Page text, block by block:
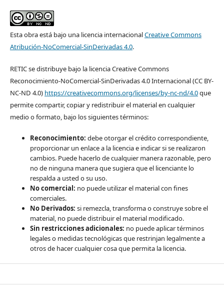
Esta obra está bajo una licencia internacionalCreative Commons
Atribución-NoComercial-SinDerivadas 4.0.
RETIC se distribuye bajo la licencia Creative Commons
Reconocimiento-NoComercial-SinDerivadas 4.0 Internacional (CC BY-
NC-ND 4.0) https://creativecommons.org/licenses/by-nc-nd/4.0que
permite compartir, copiar y redistribuir el material en cualquier
medio o formato, bajo los siguientes términos:
Reconocimiento: debe otorgar el crédito correspondiente,
proporcionar un enlace a la licencia e indicar si se realizaron
cambios. Puede hacerlo de cualquier manera razonable, pero
no de ninguna manera que sugiera que el licenciante lo
respalda a usted o su uso.
No comercial: no puede utilizar el material con fines
comerciales.
No Derivados: si remezcla, transforma o construye sobre el
material, no puede distribuir el material modificado.
Sin restricciones adicionales: no puede aplicar términos
legales o medidas tecnológicas que restrinjan legalmente a
otros de hacer cualquier cosa que permita la licencia.